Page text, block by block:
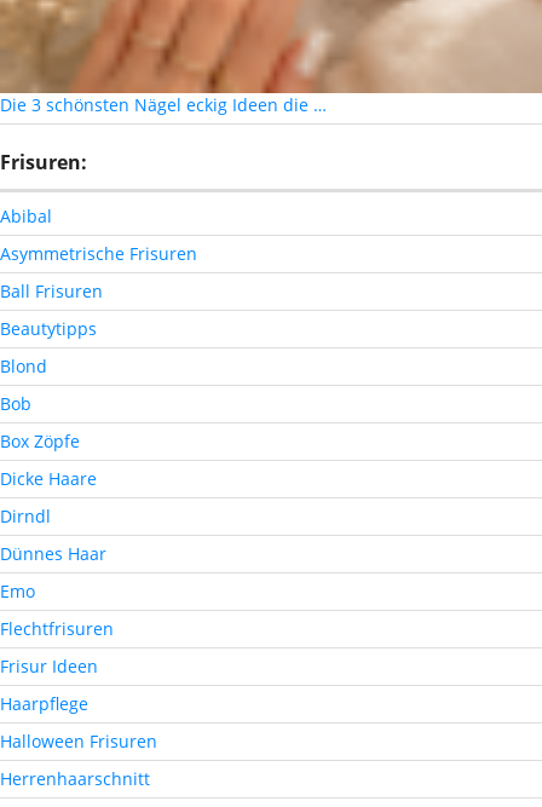
Die 3 schönsten Nägel eckig Ideen die …
Frisuren:
Abibal
Asymmetrische Frisuren
Ball Frisuren
Beautytipps
Blond
Bob
Box Zöpfe
Dicke Haare
Dirndl
Dünnes Haar
Emo
Flechtfrisuren
Frisur Ideen
Haarpflege
Halloween Frisuren
Herrenhaarschnitt